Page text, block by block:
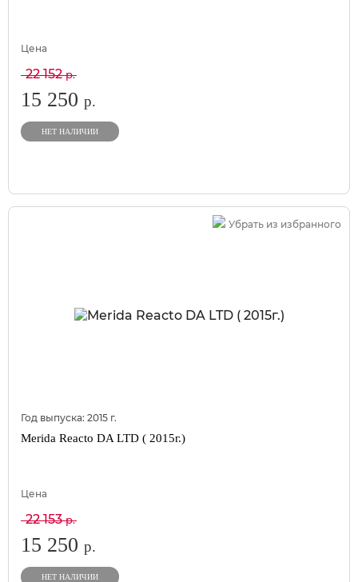
Цена
22 152р.
15 250 р.
НЕТ НАЛИЧИИ
Убрать из избранного
Год выпуска: 2015 г.
Merida Reacto DA LTD ( 2015г.)
Цена
22 153р.
15 250 р.
НЕТ НАЛИЧИИ